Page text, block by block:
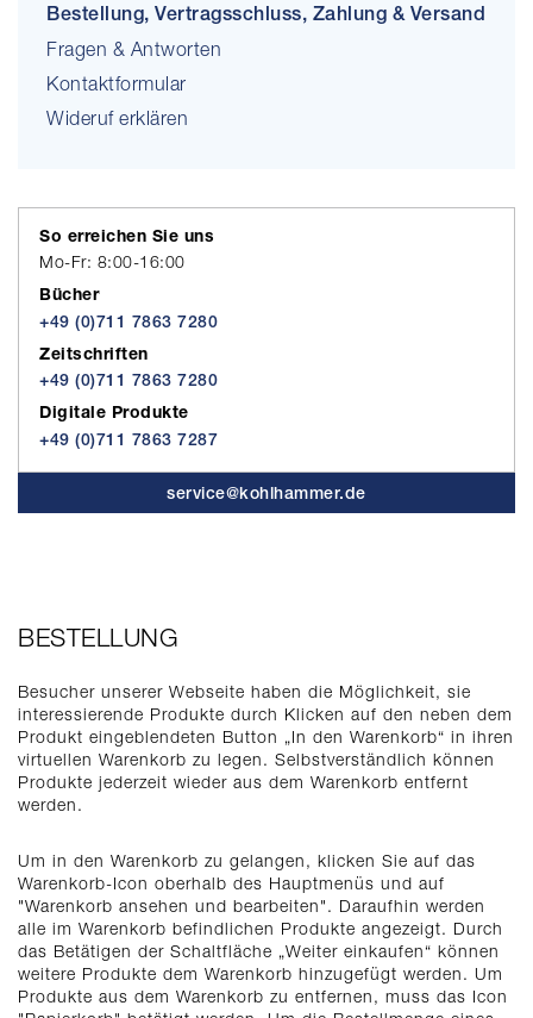
Bestellung, Vertragsschluss, Zahlung & Versand
Fragen & Antworten
Kontaktformular
Wideruf erklären
So erreichen Sie uns
Mo-Fr: 8:00-16:00
Bücher
+49 (0)711 7863 7280
Zeitschriften
+49 (0)711 7863 7280
Digitale Produkte
+49 (0)711 7863 7287
service@kohlhammer.de
BESTELLUNG
Besucher unserer Webseite haben die Möglichkeit, sie
interessierende Produkte durch Klicken auf den neben dem
Produkt eingeblendeten Button „In den Warenkorb“ in ihren
virtuellen Warenkorb zu legen. Selbstverständlich können
Produkte jederzeit wieder aus dem Warenkorb entfernt
werden.
Um in den Warenkorb zu gelangen, klicken Sie auf das
Warenkorb-Icon oberhalb des Hauptmenüs und auf
"Warenkorb ansehen und bearbeiten". Daraufhin werden
alle im Warenkorb befindlichen Produkte angezeigt. Durch
das Betätigen der Schaltfläche „Weiter einkaufen“ können
weitere Produkte dem Warenkorb hinzugefügt werden. Um
Produkte aus dem Warenkorb zu entfernen, muss das Icon